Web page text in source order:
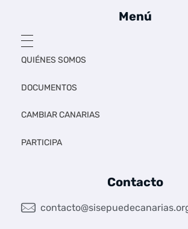
Menú
QUIÉNES SOMOS
DOCUMENTOS
CAMBIAR CANARIAS
PARTICIPA
Contacto